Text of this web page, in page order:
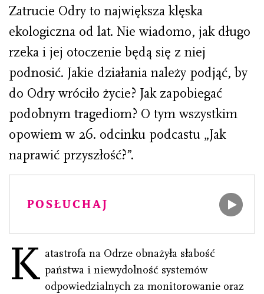
Zatrucie Odry to największa klęska
ekologiczna od lat. Nie wiadomo, jak długo
rzeka i jej otoczenie będą się z niej
podnosić. Jakie działania należy podjąć, by
do Odry wróciło życie? Jak zapobiegać
podobnym tragediom? O tym wszystkim
opowiem w 26. odcinku podcastu „Jak
naprawić przyszłość?”.
POSŁUCHAJ
K atastrofa na Odrze obnażyła słabość
państwa i niewydolność systemów
odpowiedzialnych za monitorowanie oraz